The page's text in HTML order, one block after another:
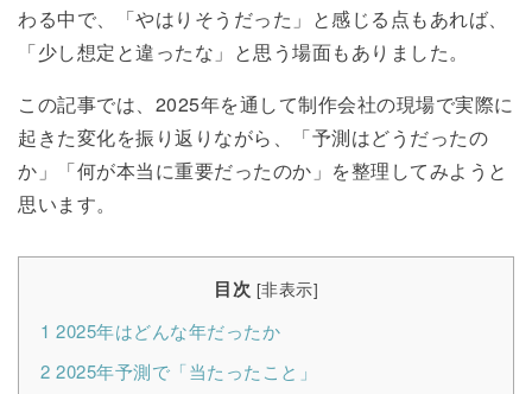
わる中で、「やはりそうだった」と感じる点もあれば、
「少し想定と違ったな」と思う場面もありました。
この記事では、2025年を通して制作会社の現場で実際に
起きた変化を振り返りながら、「予測はどうだったの
か」「何が本当に重要だったのか」を整理してみようと
思います。
目次 [非表示]
1 2025年はどんな年だったか
2 2025年予測で「当たったこと」